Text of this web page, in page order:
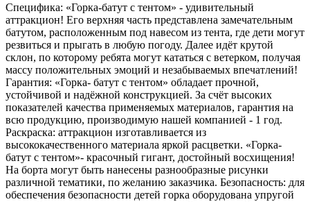
Специфика: «Горка-батут с тентом» - удивительный
аттракцион! Его верхняя часть представлена замечательным
батутом, расположенным под навесом из тента, где дети могут
резвиться и прыгать в любую погоду. Далее идёт крутой
склон, по которому ребята могут кататься с ветерком, получая
массу положительных эмоций и незабываемых впечатлений!
Гарантия: «Горка- батут с тентом» обладает прочной,
устойчивой и надёжной конструкцией. За счёт высоких
показателей качества применяемых материалов, гарантия на
всю продукцию, производимую нашей компанией - 1 год.
Раскраска: аттракцион изготавливается из
высококачественного материала яркой расцветки. «Горка-
батут с тентом»- красочный гигант, достойный восхищения!
На борта могут быть нанесены разнообразные рисунки
различной тематики, по желанию заказчика. Безопасность: для
обеспечения безопасности детей горка оборудована упругой